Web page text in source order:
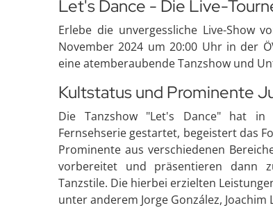
Let's Dance - Die Live-
Erlebe die unvergessliche Live-Show
November 2024 um 20:00 Uhr in der
eine atemberaubende Tanzshow und
Kultstatus und Prominente
Die Tanzshow "Let's Dance" hat in
Fernsehserie gestartet, begeistert das
Prominente aus verschiedenen
vorbereitet und präsentieren dann
Tanzstile. Die hierbei erzielten
unter anderem Jorge González,